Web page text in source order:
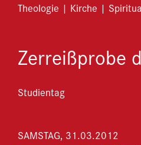
Theologie | Kirche |
Zerreißprobe
Studientag
SAMSTAG, 31.03.2012